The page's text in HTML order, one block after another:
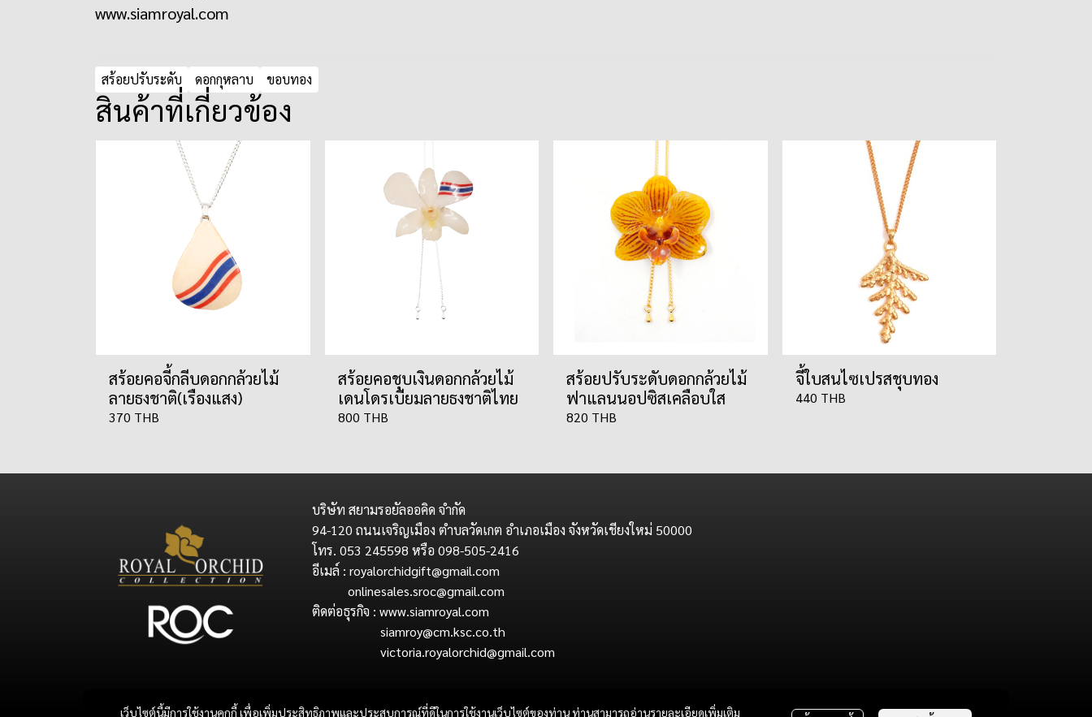
www.siamroyal.com
สร้อยปรับระดับ ดอกกุหลาบ ขอบทอง
สินค้าที่เกี่ยวข้อง
สร้อยคอจี้กลีบดอกกล้วยไม้
ลายธงชาติ(เรืองแสง)
370 THB
สร้อยคอชุบเงินดอกกล้วยไม้
เดนโดรเบียมลายธงชาติไทย
800 THB
สร้อยปรับระดับดอกกล้วยไม้
ฟาแลนนอปซิสเคลือบใส
820 THB
จี้ใบสนไซเปรสชุบทอง
440 THB
เว็บไซต์นี้มีการใช้งานคุกกี้ เพื่อเพิ่มประสิทธิภาพและประสบการณ์ที่ดีในการใช้งานเว็บไซต์ของท่าน ท่านสามารถอ่านรายละเอียดเพิ่มเติม
บริษัท สยามรอยัลออคิด จำกัด
94-120 ถนนเจริญเมือง ตำบลวัดเกต อำเภอเมือง จังหวัดเชียงใหม่ 50000
โทร. 053 245598 หรือ 098-505-2416
อีเมล์ : royalorchidgift@gmail.com
onlinesales.sroc@gmail.com
ติดต่อธุรกิจ : www.siamroyal.com
siamroy@cm.ksc.co.th
victoria.royalorchid@gmail.com